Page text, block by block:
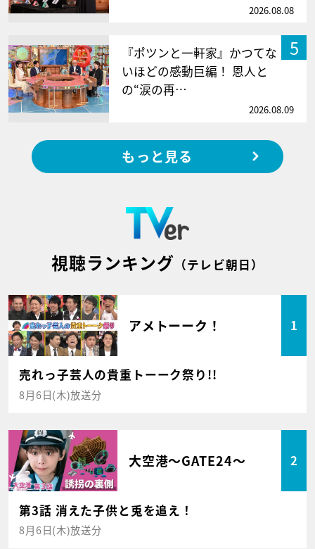
2026.08.08
5
『ポツンと一軒家』かつてな
いほどの感動巨編！ 恩人と
の“涙の再…
2026.08.09
もっと見る
視聴ランキング （テレビ朝日）
アメトーーク！ 1
売れっ子芸人の貴重トーーク祭り!!
8月6日(木)放送分
大空港～GATE24～ 2
第3話 消えた子供と兎を追え！
8月6日(木)放送分